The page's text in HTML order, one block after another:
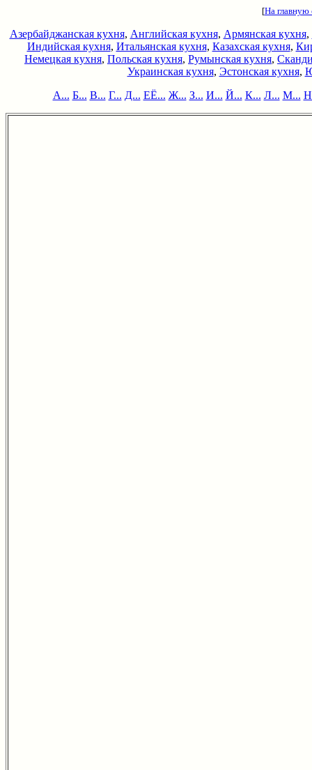
[На главную
Азербайджанская кухня, Английская кухня, Армянская кухня,
Индийская кухня, Итальянская кухня, Казахская кухня,
Немецкая кухня, Польская кухня, Румынская кухня,
Украинская кухня, Эстонская кухня,
А... Б... В... Г... Д... ЕЁ... Ж... З... И... Й... К... Л... М...